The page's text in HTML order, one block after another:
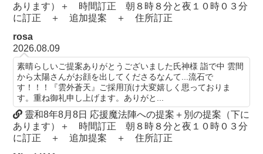
あります）＋ 時間訂正 朝８時８分と夜１０時０３分
に訂正 ＋ 追加提案 ＋ 住所訂正
rosa
2026.08.09
素晴らしいご提案ありがとうございました氏神様 詣で中 雲間
から太陽さんがお顔を出してくださるなんて...流石で
す！！！『雲外蒼天』ご採用頂け大変嬉しく思っておりま
す。重ね御礼申し上げます。ありがと...
靈和8年8月8日 応援魔法陣への提案＋別の提案（下に
あります）＋ 時間訂正 朝８時８分と夜１０時０３分
に訂正 ＋ 追加提案 ＋ 住所訂正